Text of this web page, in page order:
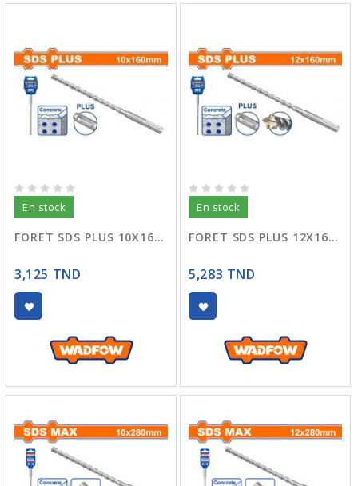
En stock
FORET SDS PLUS 10X160 WHD1207
3,125 TND
En stock
FORET SDS PLUS 12X160 WHD3204
5,283 TND